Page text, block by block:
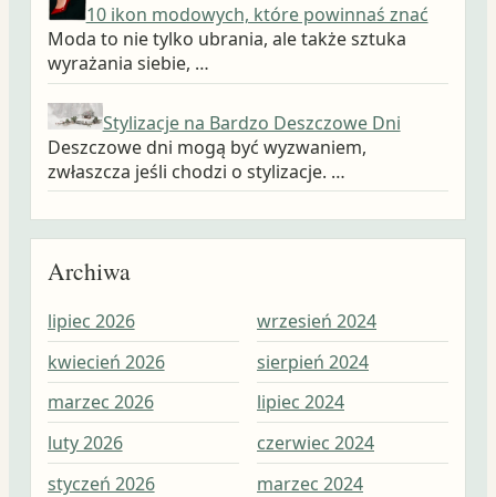
10 ikon modowych, które powinnaś znać
Moda to nie tylko ubrania, ale także sztuka
wyrażania siebie, …
Stylizacje na Bardzo Deszczowe Dni
Deszczowe dni mogą być wyzwaniem,
zwłaszcza jeśli chodzi o stylizacje. …
Archiwa
lipiec 2026
kwiecień 2026
marzec 2026
luty 2026
styczeń 2026
wrzesień 2024
sierpień 2024
lipiec 2024
czerwiec 2024
marzec 2024